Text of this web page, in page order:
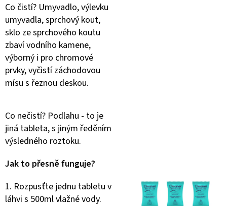
Co čistí? Umyvadlo, výlevku
umyvadla, sprchový kout,
sklo ze sprchového koutu
zbaví vodního kamene,
výborný i pro chromové
prvky, vyčistí záchodovou
mísu s řeznou deskou.
Co nečistí? Podlahu - to je
jiná tableta, s jiným ředěním
výsledného roztoku.
Jak to přesně funguje?
1. Rozpusťte jednu tabletu v
láhvi s 500ml vlažné vody.